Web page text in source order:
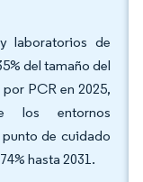
laboratorios de
del tamaño del
PCR en 2025,
los entornos
de cuidado
hasta 2031.